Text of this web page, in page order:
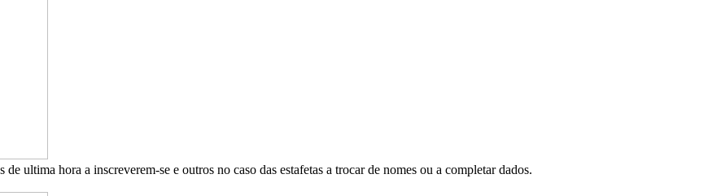
ultima hora a inscreverem-se e outros no caso das estafetas a trocar de nomes ou a completar dados.